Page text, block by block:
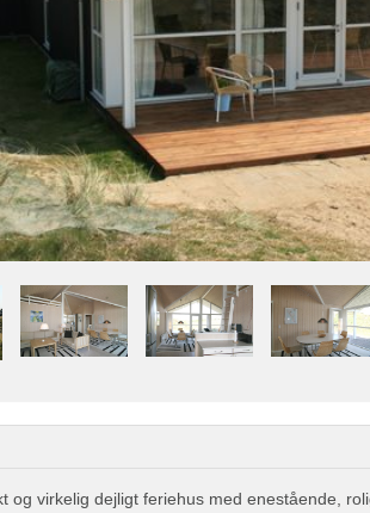
og virkelig dejligt feriehus med enestående,